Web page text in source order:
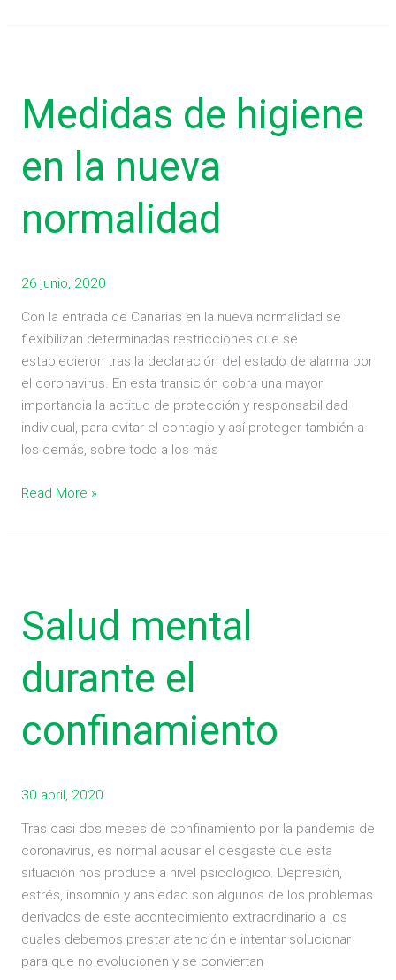
Medidas de higiene
en la nueva
normalidad
26 junio, 2020
Con la entrada de Canarias en la nueva normalidad se
flexibilizan determinadas restricciones que se
establecieron tras la declaración del estado de alarma por
el coronavirus. En esta transición cobra una mayor
importancia la actitud de protección y responsabilidad
individual, para evitar el contagio y así proteger también a
los demás, sobre todo a los más
higiene
en
nueva
Read More »
Salud mental
durante el
confinamiento
30 abril, 2020
Tras casi dos meses de confinamiento por la pandemia de
coronavirus, es normal acusar el desgaste que esta
situación nos produce a nivel psicológico. Depresión,
estrés, insomnio y ansiedad son algunos de los problemas
derivados de este acontecimiento extraordinario a los
cuales debemos prestar atención e intentar solucionar
para que no evolucionen y se conviertan
durante
el